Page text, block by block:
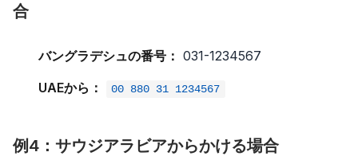
合
バングラデシュの番号： 031-1234567
UAEから：
00 880 31 1234567
例4：サウジアラビアからかける場合